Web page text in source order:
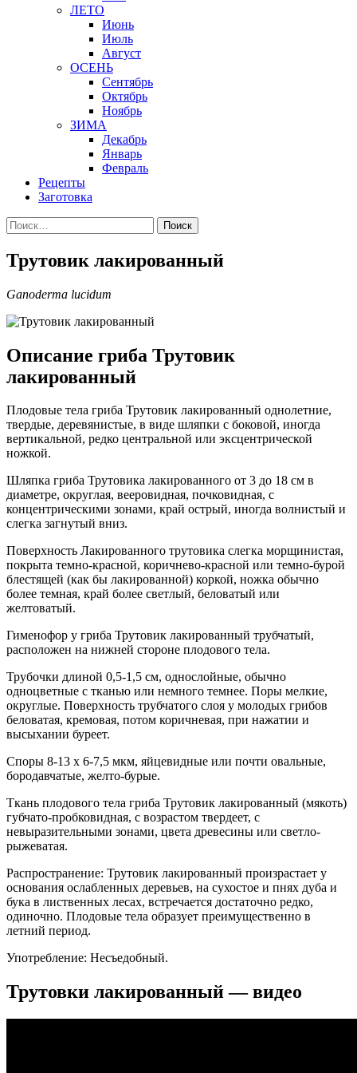
ЛЕТО
Июнь
Июль
Август
ОСЕНЬ
Сентябрь
Октябрь
Ноябрь
ЗИМА
Декабрь
Январь
Февраль
Рецепты
Заготовка
Найти:
Трутовик лакированный
Ganoderma lucidum
Описание гриба Трутовик
лакированный
Плодовые тела гриба Трутовик лакированный однолетние,
твердые, деревянистые, в виде шляпки с боковой, иногда
вертикальной, редко центральной или эксцентрической
ножкой.
Шляпка гриба Трутовика лакированного от 3 до 18 см в
диаметре, округлая, вееровидная, почковидная, с
концентрическими зонами, край острый, иногда волнистый и
слегка загнутый вниз.
Поверхность Лакированного трутовика слегка морщинистая,
покрыта темно-красной, коричнево-красной или темно-бурой
блестящей (как бы лакированной) коркой, ножка обычно
более темная, край более светлый, беловатый или
желтоватый.
Гименофор у гриба Трутовик лакированный трубчатый,
расположен на нижней стороне плодового тела.
Трубочки длиной 0,5-1,5 см, однослойные, обычно
одноцветные с тканью или немного темнее. Поры мелкие,
округлые. Поверхность трубчатого слоя у молодых грибов
беловатая, кремовая, потом коричневая, при нажатии и
высыхании буреет.
Споры 8-13 х 6-7,5 мкм, яйцевидные или почти овальные,
бородавчатые, желто-бурые.
Ткань плодового тела гриба Трутовик лакированный (мякоть)
губчато-пробковидная, с возрастом твердеет, с
невыразительными зонами, цвета древесины или светло-
рыжеватая.
Распространение: Трутовик лакированный произрастает у
основания ослабленных деревьев, на сухостое и пнях дуба и
бука в лиственных лесах, встречается достаточно редко,
одиночно. Плодовые тела образует преимущественно в
летний период.
Употребление: Несъедобный.
Трутовки лакированный — видео